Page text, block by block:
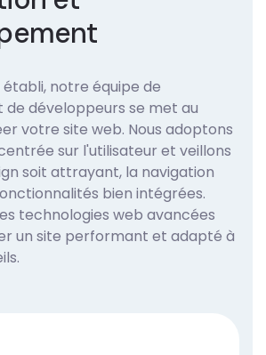
établi, notre équipe de
développeurs se met au
votre site web. Nous adoptons
sur l'utilisateur et veillons
soit attrayant, la navigation
bien intégrées.
technologies web avancées
un site performant et adapté à